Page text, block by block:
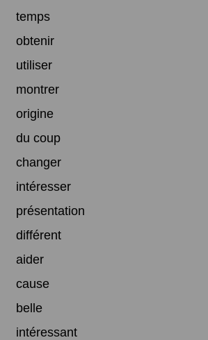
temps
obtenir
utiliser
montrer
origine
du coup
changer
intéresser
présentation
différent
aider
cause
belle
intéressant